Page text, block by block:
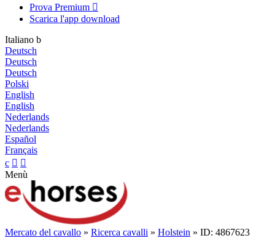
Prova Premium 
Scarica l'app download
Italiano b
Deutsch
Deutsch
Deutsch
Polski
English
English
Nederlands
Nederlands
Español
Français
c  
Menù
Mercato del cavallo » Ricerca cavalli » Holstein » ID: 4867623